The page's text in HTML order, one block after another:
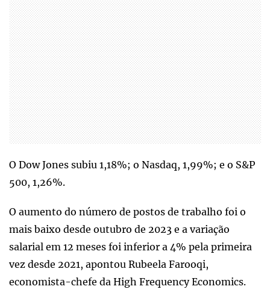
O Dow Jones subiu 1,18%; o Nasdaq, 1,99%; e o S&P
500, 1,26%.
O aumento do número de postos de trabalho foi o
mais baixo desde outubro de 2023 e a variação
salarial em 12 meses foi inferior a 4% pela primeira
vez desde 2021, apontou Rubeela Farooqi,
economista-chefe da High Frequency Economics.